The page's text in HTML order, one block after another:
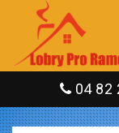
04 82